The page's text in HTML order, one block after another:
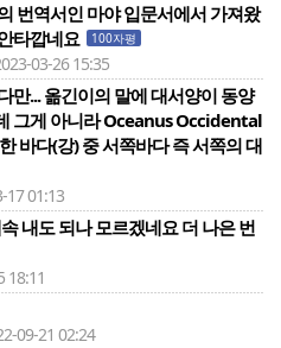
번역서인 마야 입문서에서 가져왔
타깝네요
100자평
03-26 15:35
만... 옮긴이의 말에 대서양이 동양
그게 아니라 Oceanus Occidental
바다(강) 중 서쪽바다 즉 서쪽의 대
01:13
내도 되나 모르겠네요 더 나은 번
09-21 02:24